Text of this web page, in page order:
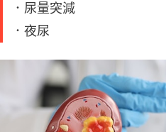
．尿量突減
．夜尿